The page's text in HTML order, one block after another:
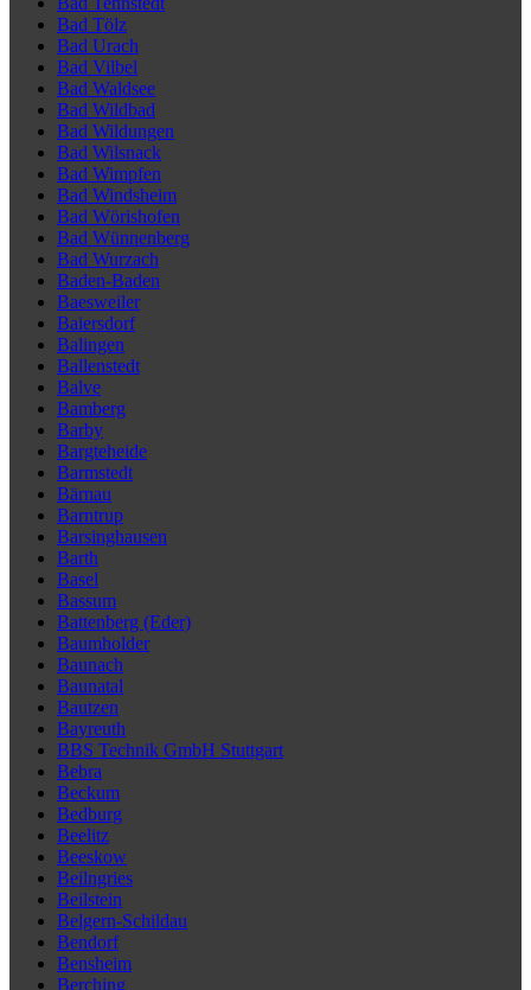
Bad Tölz
Bad Urach
Bad Vilbel
Bad Waldsee
Bad Wildbad
Bad Wildungen
Bad Wilsnack
Bad Wimpfen
Bad Windsheim
Bad Wörishofen
Bad Wünnenberg
Bad Wurzach
Baden-Baden
Baesweiler
Baiersdorf
Balingen
Ballenstedt
Balve
Bamberg
Barby
Bargteheide
Barmstedt
Bärnau
Barntrup
Barsinghausen
Barth
Basel
Bassum
Battenberg (Eder)
Baumholder
Baunach
Baunatal
Bautzen
Bayreuth
BBS Technik GmbH Stuttgart
Bebra
Beckum
Bedburg
Beelitz
Beeskow
Beilngries
Beilstein
Belgern-Schildau
Bendorf
Bensheim
Berching